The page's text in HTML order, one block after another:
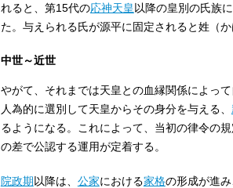
れると、第15代の応神天皇以降の皇別の氏族
た。与えられる氏が源平に固定されると姓（
中世～近世
やがて、それまでは天皇との血縁関係によっ
人為的に選別して天皇からその身分を与える、
るようになる。これによって、当初の律令の
の差で公認する運用が定着する。
院政期以降は、 公家における家格の形成が進